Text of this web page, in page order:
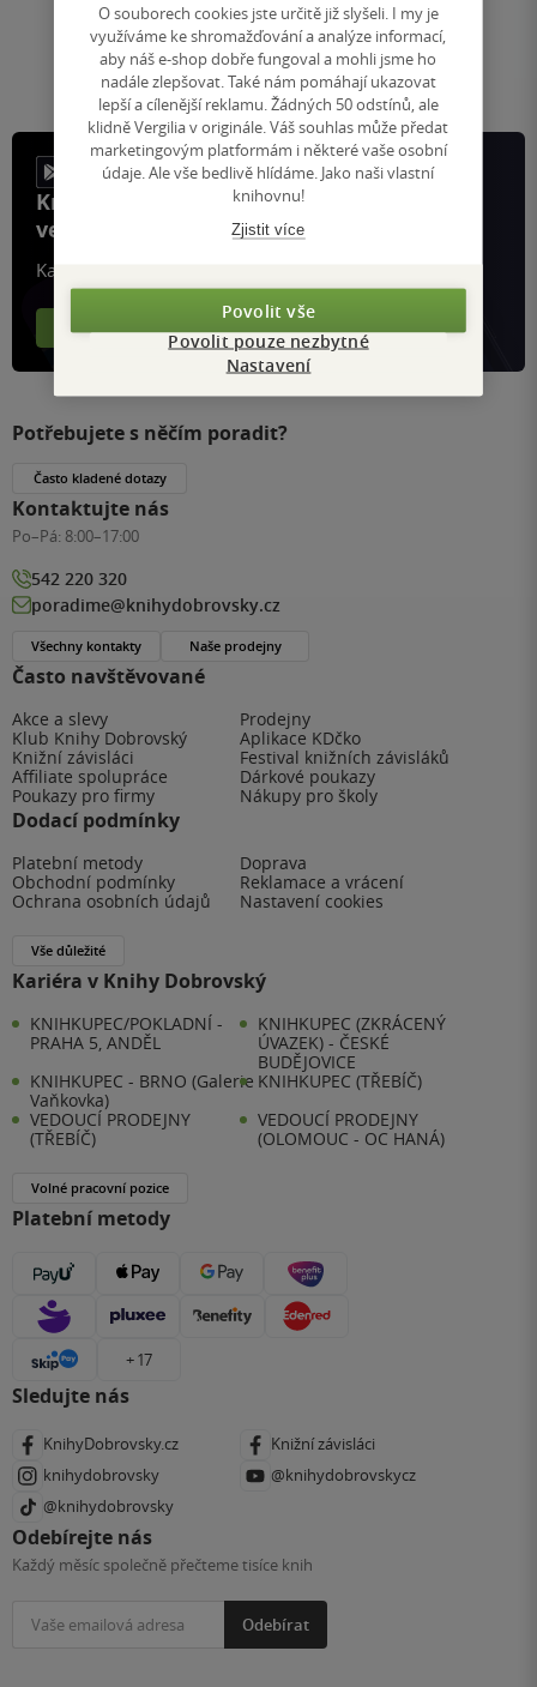
1
Přejít
na
stránku
/ 1
Knihy, recenze a klubové výhody
ve vaší kapse a naší appce KDčko
Každý měsíc společně přečteme tisíce knih
Více o aplikaci Více o klubu
Často navštěvované
Akce a slevy
Prodejny
Klub Knihy Dobrovský
Aplikace KDčko
Knižní závisláci
Festival knižních závisláků
Affiliate spolupráce
Dárkové poukazy
Poukazy pro firmy
Nákupy pro školy
Dodací podmínky
Platební metody
Doprava
Obchodní podmínky
Reklamace a vrácení
Ochrana osobních údajů
Nastavení cookies
Vše důležité
Kariéra v Knihy Dobrovský
KNIHKUPEC/POKLADNÍ -
PRAHA 5, ANDĚL
KNIHKUPEC (ZKRÁCENÝ
ÚVAZEK) - ČESKÉ
BUDĚJOVICE
KNIHKUPEC - BRNO (Galerie
Vaňkovka)
KNIHKUPEC (TŘEBÍČ)
VEDOUCÍ PRODEJNY
(TŘEBÍČ)
VEDOUCÍ PRODEJNY
(OLOMOUC - OC HANÁ)
Volné pracovní pozice
Platební metody
+ 17
Sledujte nás
KnihyDobrovsky.cz
Knižní závisláci
knihydobrovsky
@knihydobrovskycz
@knihydobrovsky
Odebírejte nás
Každý měsíc společně přečteme tisíce knih
Odebírat
Potřebujete s něčím poradit?
Často kladené dotazy
Kontaktujte nás
Po–Pá: 8:00–17:00
542 220 320
poradime@knihydobrovsky.cz
Všechny kontakty Naše prodejny
O souborech cookies jste určitě již slyšeli. I my je
využíváme ke shromažďování a analýze informací,
aby náš e-shop dobře fungoval a mohli jsme ho
nadále zlepšovat. Také nám pomáhají ukazovat
lepší a cílenější reklamu. Žádných 50 odstínů, ale
klidně Vergilia v originále. Váš souhlas může předat
marketingovým platformám i některé vaše osobní
údaje. Ale vše bedlivě hlídáme. Jako naši vlastní
knihovnu!
Zjistit více
Povolit vše
Povolit pouze nezbytné
Nastavení